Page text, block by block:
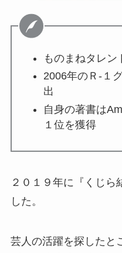
ものまねタレン
2006年のＲ-１
出
自身の著書は
１位を獲得
２０１９年に『くじら
した。
芸人の活躍を探したと